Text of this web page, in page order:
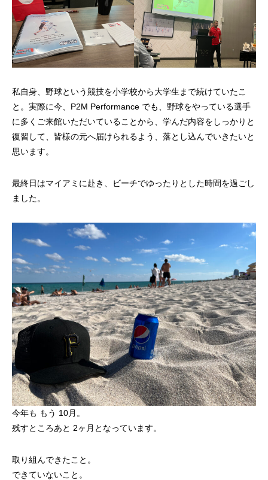
私自身、野球という競技を小学校から大学生まで続けていたこ
と。実際に今、P2M Performance でも、野球をやっている選手
に多くご来館いただいていることから、学んだ内容をしっかりと
復習して、皆様の元へ届けられるよう、落とし込んでいきたいと
思います。
最終日はマイアミに赴き、ビーチでゆったりとした時間を過ごし
ました。
今年も もう 10月。
残すところあと 2ヶ月となっています。
取り組んできたこと。
できていないこと。